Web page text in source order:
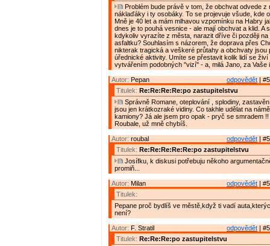
Problém bude právě v tom, že obchvat odvede z
náklaďáky i ty osobáky. To se projevuje všude, kde
Mně je 40 let a mám mlhavou vzpomínku na Habry
dnes je to pouhá vesnice - ale mají obchvat a klid. A
kdykoliv vyrazíte z města, narazit dříve či později
asfaltku? Souhlasím s názorem, že doprava přes
nikterak tragická a veškeré průtahy a obchvaty jsou
úřednické aktivity. Umíte se přestavit kolik lidí se
vytvářením podobných "vizí" - a, milá Jano, za Vaše
odpovědět |
Autor: Pepan
Titulek: Re:Re:Re:Re:po zastupitelstvu
Správně Romane, oteplování , splodiny,
jsou jen krátkozraké vidiny. Co takhle udělat na
kamiony? Já ale jsem pro opak - pryč se smradem
Roubale, už mně chybíš.
odpovědět |
Autor: roubal
Titulek: Re:Re:Re:Re:Re:po zastupitelstvu
Josífku, k diskusi potřebuju někoho
promiň...
odpovědět |
Autor: Milan
Titulek:
Pepane proč bydlíš ve městě,když ti vadí
není?
odpovědět |
Autor: F. Stratil
Titulek: Re:Re:Re:po zastupitelstvu